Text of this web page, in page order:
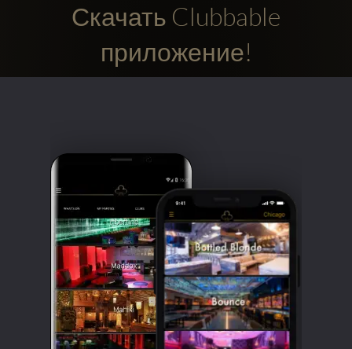
аккаунты
соцсетях:
Скачать Clubbable
приложение!